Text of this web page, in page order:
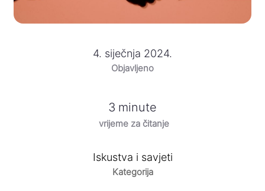
4. siječnja 2024.
Objavljeno
vrijeme za čitanje
3 minute
Iskustva i savjeti
Kategorija